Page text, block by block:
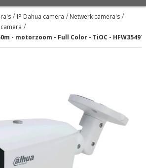
IP Dahua camera
Netwerk camera's
- motorzoom - Full Color - TiOC -